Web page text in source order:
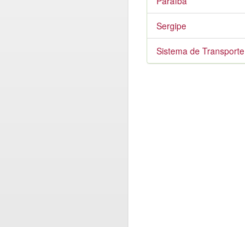
Sergipe
Sistema de Transporte